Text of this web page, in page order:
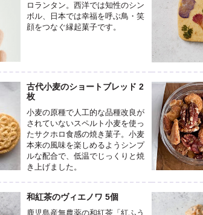
ロランタン。西洋では知性のシン
ボル、日本では幸福を呼ぶ鳥・笑
顔をつなぐ縁起菓子です。
古代小麦のショートブレッド 2
枚
小麦の原種で人工的な品種改良が
されていないスペルト小麦を使っ
たサクホロ食感の焼き菓子。小麦
本来の風味を楽しめるようシンプ
ルな配合で、低温でじっくりと焼
き上げました。
和紅茶のヴィエノワ 5個
鹿児島産無農薬の和紅茶「紅ふう